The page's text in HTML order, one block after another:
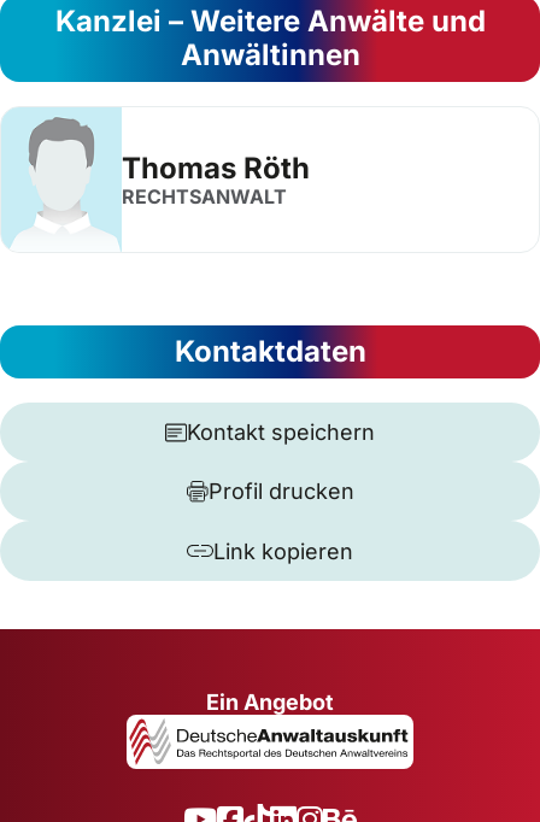
Kanzlei – Weitere Anwälte und
Anwältinnen
Thomas Röth
RECHTSANWALT
Kontaktdaten
Kontakt speichern
Profil drucken
Link kopieren
Ein Angebot